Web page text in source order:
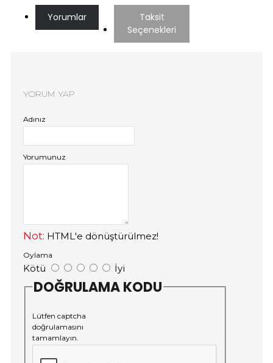
Yorumlar
Taksit
Seçenekleri
YORUM YAP
Adınız
Yorumunuz
Not: HTML'e dönüştürülmez!
Oylama
Kötü İyi
DOĞRULAMA KODU
Lütfen captcha
doğrulamasını
tamamlayın.